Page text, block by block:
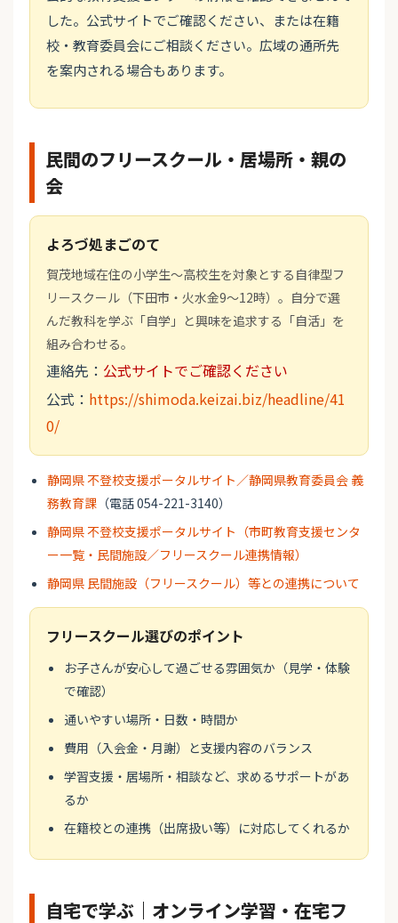
した。公式サイトでご確認ください、または在籍
校・教育委員会にご相談ください。広域の通所先
を案内される場合もあります。
民間のフリースクール・居場所・親の
会
よろづ処まごのて
賀茂地域在住の小学生〜高校生を対象とする自律型フ
リースクール（下田市・火水金9〜12時）。自分で選
んだ教科を学ぶ「自学」と興味を追求する「自活」を
組み合わせる。
連絡先： 公式サイトでご確認ください
公式： https://shimoda.keizai.biz/headline/41
0/
静岡県 不登校支援ポータルサイト／静岡県教育委員会 義
務教育課 （電話 054-221-3140）
静岡県 不登校支援ポータルサイト（市町教育支援センタ
ー一覧・民間施設／フリースクール連携情報）
静岡県 民間施設（フリースクール）等との連携について
フリースクール選びのポイント
お子さんが安心して過ごせる雰囲気か（見学・体験
で確認）
通いやすい場所・日数・時間か
費用（入会金・月謝）と支援内容のバランス
学習支援・居場所・相談など、求めるサポートがあ
るか
在籍校との連携（出席扱い等）に対応してくれるか
自宅で学ぶ｜オンライン学習・在宅フ